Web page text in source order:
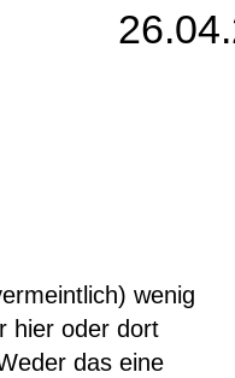
wenig
hier oder dort
r das eine